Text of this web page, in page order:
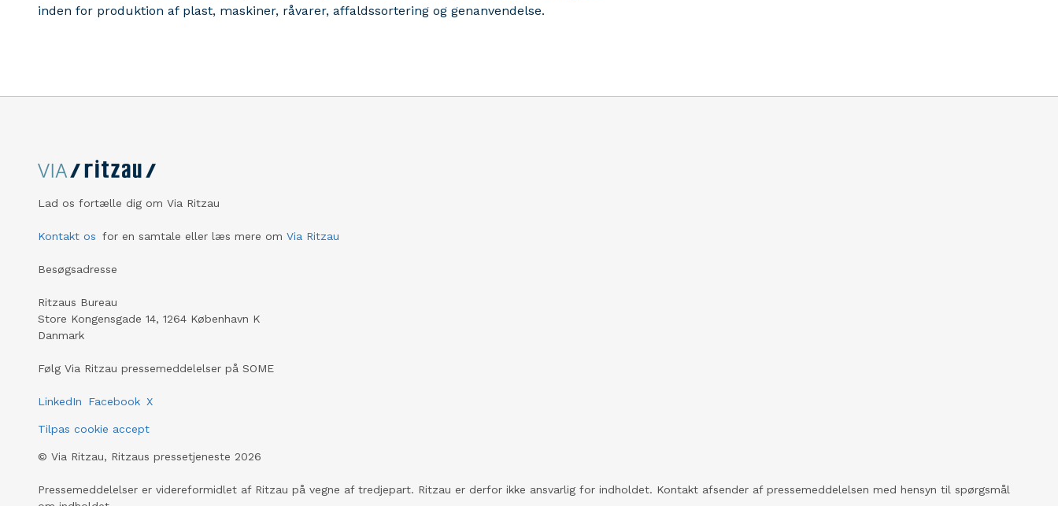
inden for produktion af plast, maskiner, råvarer, affaldssortering og genanvendelse.
Lad os fortælle dig om Via Ritzau
Kontakt os for en samtale eller læs mere om Via Ritzau
Besøgsadresse
Ritzaus Bureau
Store Kongensgade 14, 1264 København K
Danmark
Følg Via Ritzau pressemeddelelser på SOME
LinkedIn Facebook X
Tilpas cookie accept
© Via Ritzau, Ritzaus pressetjeneste 2026
Pressemeddelelser er videreformidlet af Ritzau på vegne af tredjepart. Ritzau er derfor ikke ansvarlig for indholdet. Kontakt afsender af pressemeddelelsen med hensyn til spørgsmål